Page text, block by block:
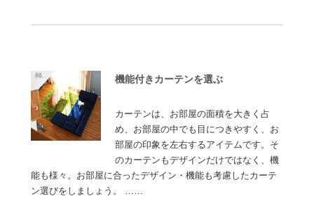
機能付きカーテンを選ぶ
カーテンは、お部屋の面積を大きく占
め、お部屋の中でも目につきやすく、お
部屋の印象を左右するアイテムです。そ
のカーテンもデザインだけではなく、機
能も様々。お部屋に合ったデザイン・機能も考慮したカーテ
ン選びをしましょう。 ……